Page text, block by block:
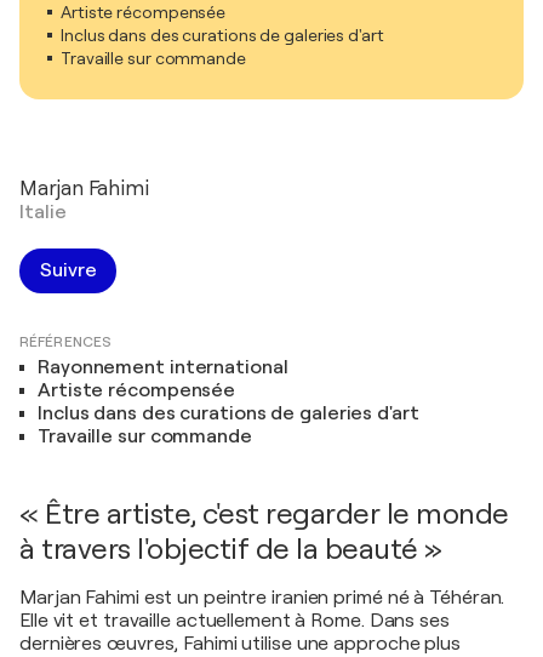
Artiste récompensée
Inclus dans des curations de galeries d'art
Travaille sur commande
Marjan Fahimi
Italie
Suivre
RÉFÉRENCES
Rayonnement international
Artiste récompensée
Inclus dans des curations de galeries d'art
Travaille sur commande
« Être artiste, c'est regarder le monde
à travers l'objectif de la beauté »
Marjan Fahimi est un peintre iranien primé né à Téhéran.
Elle vit et travaille actuellement à Rome. Dans ses
dernières œuvres, Fahimi utilise une approche plus